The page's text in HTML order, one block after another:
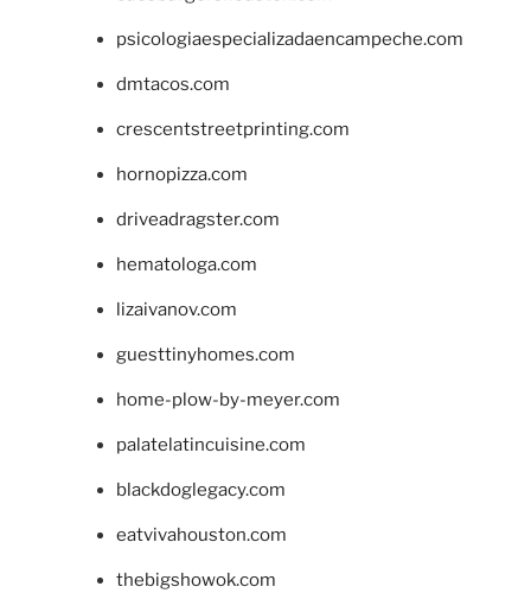
psicologiaespecializadaencampeche.com
dmtacos.com
crescentstreetprinting.com
hornopizza.com
driveadragster.com
hematologa.com
lizaivanov.com
guesttinyhomes.com
home-plow-by-meyer.com
palatelatincuisine.com
blackdoglegacy.com
eatvivahouston.com
thebigshowok.com